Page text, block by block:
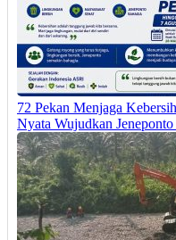
72 Pekan Menjaga
Nyata Wujudkan Jeneponto